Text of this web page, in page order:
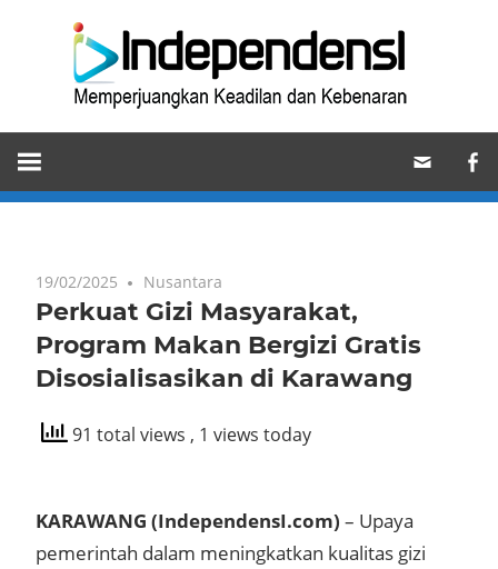
Memperjuangkan
Keadilan
dan
19/02/2025 Nusantara
Perkuat Gizi Masyarakat,
Program Makan Bergizi Gratis
Disosialisasikan di Karawang
91 total views , 1 views today
KARAWANG (IndependensI.com) – Upaya
pemerintah dalam meningkatkan kualitas gizi